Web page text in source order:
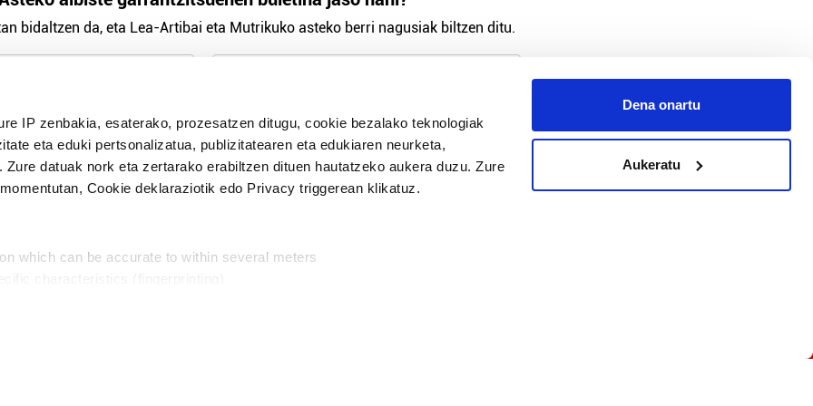
IP zenbakia, esaterako, prozesatzen ditugu, cookie bezalako teknologiak
eta eduki pertsonalizatua, publizitatearen eta edukiaren neurketa,
datuak nork eta zertarako erabiltzen dituen hautatzeko aukera duzu. Zure
Cookie deklaraziotik edo Privacy triggerean klikatuz.
which can be accurate to within several meters
Dena onartu
Aukeratu
bidaltzen da, eta Lea-Artibai eta Mutrikuko asteko berri nagusiak biltzen ditu.
Harpidetu
modu librean kontatzea da gure eginkizuna. Horretarako zure ekarpena